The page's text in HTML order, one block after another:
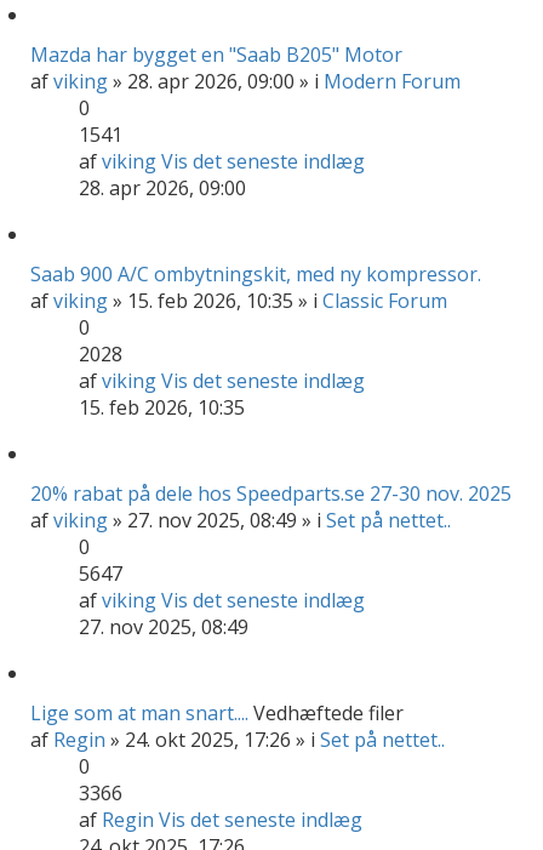
Mazda har bygget en "Saab B205" Motor
afviking» 28. apr 2026, 09:00 » i Modern Forum
0
1541
afvikingVis det seneste indlæg
28. apr 2026, 09:00
Saab 900 A/C ombytningskit, med ny kompressor.
afviking» 15. feb 2026, 10:35 » i Classic Forum
0
2028
afvikingVis det seneste indlæg
15. feb 2026, 10:35
20% rabat på dele hos Speedparts.se 27-30 nov. 2025
afviking» 27. nov 2025, 08:49 » i Set på nettet..
0
5647
afvikingVis det seneste indlæg
27. nov 2025, 08:49
Lige som at man snart.... Vedhæftede filer
af Regin » 24. okt 2025, 17:26 » i Set på nettet..
0
3366
af Regin Vis det seneste indlæg